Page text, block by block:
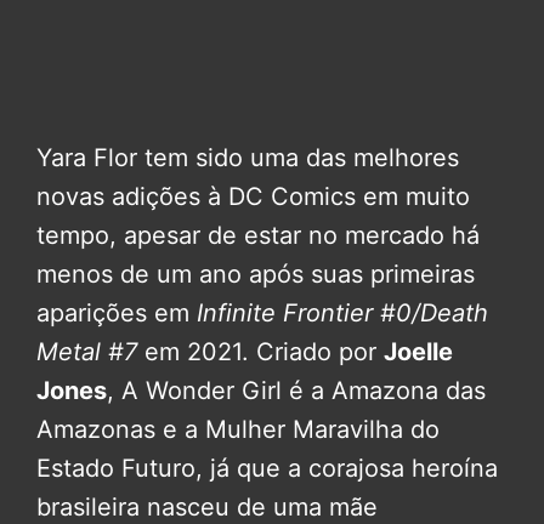
Yara Flor tem sido uma das melhores
novas adições à DC Comics em muito
tempo, apesar de estar no mercado há
menos de um ano após suas primeiras
aparições em Infinite Frontier #0/Death
Metal #7em 2021. Criado por Joelle
Jones, A Wonder Girl é a Amazona das
Amazonas e a Mulher Maravilha do
Estado Futuro, já que a corajosa heroína
brasileira nasceu de uma mãe